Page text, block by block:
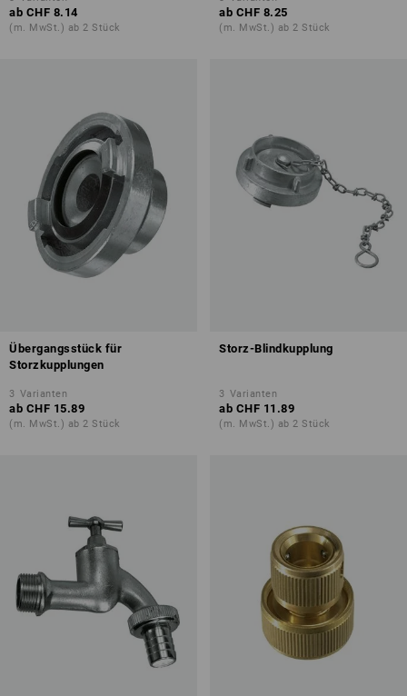
ab CHF 8.14
(m. MwSt.) ab 2 Stück
ab CHF 8.25
(m. MwSt.) ab 2 Stück
Übergangsstück für
Storzkupplungen
3 Varianten
ab CHF 15.89
(m. MwSt.) ab 2 Stück
Storz-Blindkupplung
3 Varianten
ab CHF 11.89
(m. MwSt.) ab 2 Stück